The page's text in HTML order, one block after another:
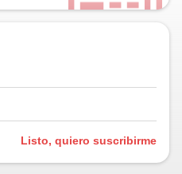
Listo, quiero suscribirme